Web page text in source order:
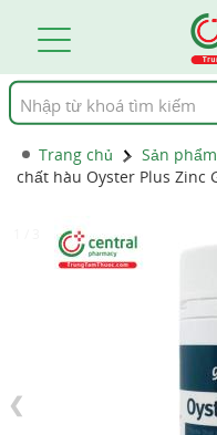
Tìm
kiếm
Trang chủ Sản phẩm
chất hàu Oyster Plus Zinc
❮